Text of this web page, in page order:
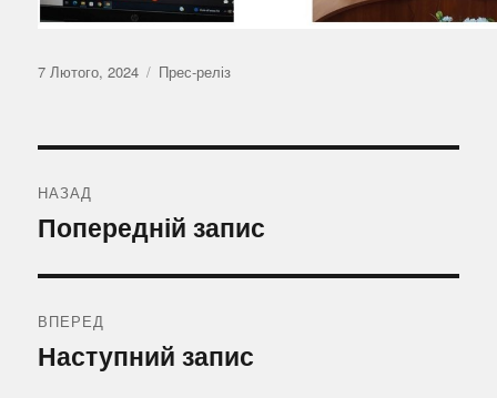
Оприлюднено
7 Лютого, 2024 Категорії
Прес-реліз
записів
НАЗАД
Попередній
запис:
Попередній запис
ВПЕРЕД
Наступний
запис:
Наступний запис